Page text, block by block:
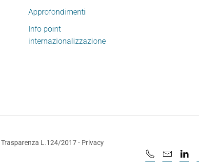
Approfondimenti
Info point
internazionalizzazione
Trasparenza L.124/2017- Privacy